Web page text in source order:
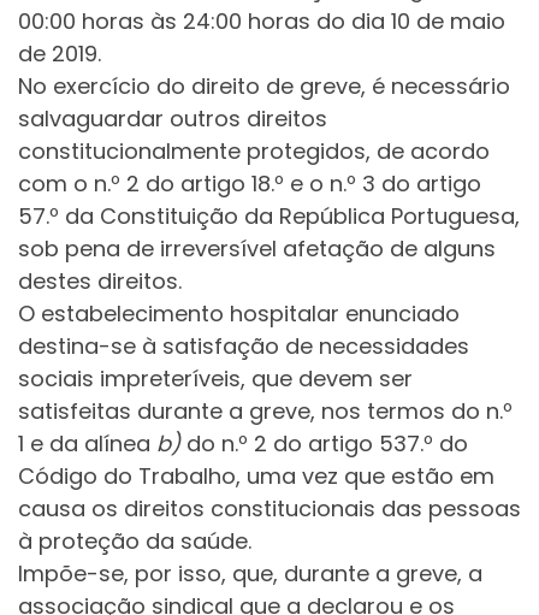
00:00 horas às 24:00 horas do dia 10 de maio
de 2019.
No exercício do direito de greve, é necessário
salvaguardar outros direitos
constitucionalmente protegidos, de acordo
com o n.º 2 do artigo 18.º e o n.º 3 do artigo
57.º da Constituição da República Portuguesa,
sob pena de irreversível afetação de alguns
destes direitos.
O estabelecimento hospitalar enunciado
destina-se à satisfação de necessidades
sociais impreteríveis, que devem ser
satisfeitas durante a greve, nos termos do n.º
1 e da alínea b) do n.º 2 do artigo 537.º do
Código do Trabalho, uma vez que estão em
causa os direitos constitucionais das pessoas
à proteção da saúde.
Impõe-se, por isso, que, durante a greve, a
associação sindical que a declarou e os